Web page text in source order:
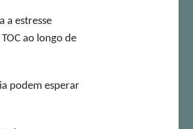
a estresse
ao longo de
podem esperar